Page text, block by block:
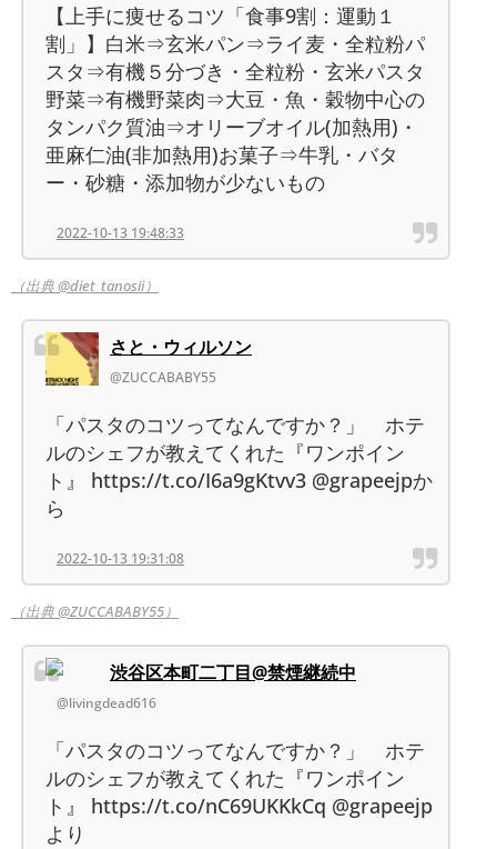
【上手に痩せるコツ「食事9割：運動１
割」】白米⇒玄米パン⇒ライ麦・全粒粉パ
スタ⇒有機５分づき・全粒粉・玄米パスタ
野菜⇒有機野菜肉⇒大豆・魚・穀物中心の
タンパク質油⇒オリーブオイル(加熱用)・
亜麻仁油(非加熱用)お菓子⇒牛乳・バタ
ー・砂糖・添加物が少ないもの
2022-10-13 19:48:33
（出典 @diet_tanosii）
さと・ウィルソン
@ZUCCABABY55
「パスタのコツってなんですか？」 ホテ
ルのシェフが教えてくれた『ワンポイン
ト』 https://t.co/I6a9gKtvv3 @grapeejpか
ら
2022-10-13 19:31:08
（出典 @ZUCCABABY55）
渋谷区本町二丁目@禁煙継続中
@livingdead616
「パスタのコツってなんですか？」 ホテ
ルのシェフが教えてくれた『ワンポイン
ト』 https://t.co/nC69UKKkCq @grapeejp
より